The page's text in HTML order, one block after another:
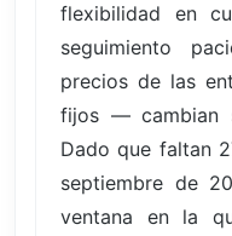
flexibilidad en
seguimiento
precios de las
fijos — cambian
Dado que faltan
septiembre de
ventana en la